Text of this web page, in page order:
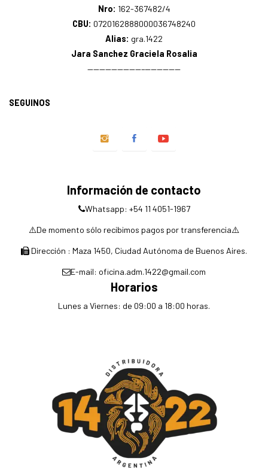
Nro: 162-367482/4
CBU: 0720162888000036748240
Alias: gra.1422
Jara Sanchez Graciela Rosalia
—————————–——————
SEGUINOS
Información de contacto
Whatsapp: +54 11 4051-1967
⚠️De momento sólo recibimos pagos por transferencia⚠️
Dirección : Maza 1450, Ciudad Autónoma de Buenos Aires.
E-mail: oficina.adm.1422@gmail.com
Horarios
Lunes a Viernes: de 09:00 a 18:00 horas.